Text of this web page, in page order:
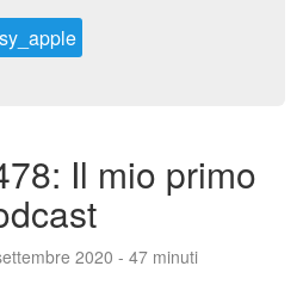
Il mio primo
2020 - 47 minuti